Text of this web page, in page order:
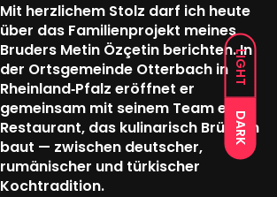
LIGHT
DARK
Mit herzlichem Stolz darf ich heute
über das Familien­projekt meines
Bruders Metin Özçetin berichten. In
der Ortsgemeinde Otterbach in
Rheinland‑Pfalz eröffnet er
gemeinsam mit seinem Team ein
Restaurant, das kulinarisch Brücken
baut — zwischen deutscher,
rumänischer und türkischer
Kochtradition.